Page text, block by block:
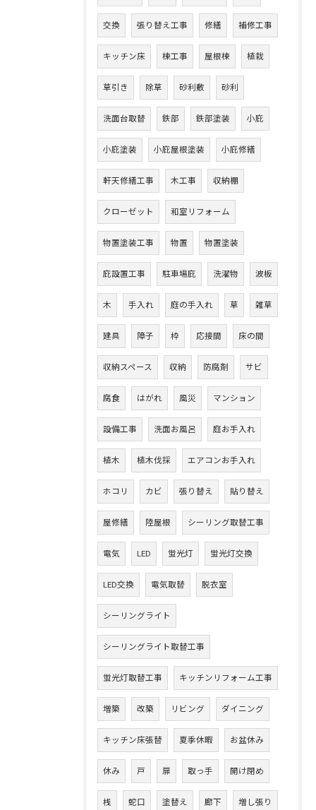
交換 張り替え工事 修繕 補修工事
キッチン床 棟工事 屋根棟 植栽
草引き 除草 砂利敷 砂利
洗面台取替 鉄部 鉄部塗装 小庇
小庇塗装 小庇屋根塗装 小庇修繕
軒天修繕工事 木工事 収納棚
クローゼット 和室リフォーム
物置塗装工事 物置 物置塗装
庇設置工事 駐車場庇 洗濯物 波板
木 手入れ 庭の手入れ 草 雑草
建具 障子 枠 応接間 床の間
収納スペース 収納 防腐剤 サビ
腐食 はがれ 風災 マンション
設備工事 洗面お風呂 庭お手入れ
植木 植木伐採 エアコンお手入れ
ホコリ カビ 張り替え 貼り替え
屋修繕 陸屋根 シーリング取替工事
電気 LED 蛍光灯 蛍光灯交換
LED交換 電気取替 脱衣室
シーリングライト
シーリングライト取替工事
蛍光灯取替工事 キッチンリフォーム工事
増築 改築 リビング ダイニング
キッチン床張替 夏季休暇 お盆休み
休み 戸 扉 取っ手 開け閉め
桟 蛇口 塗替え 廊下 増し張り